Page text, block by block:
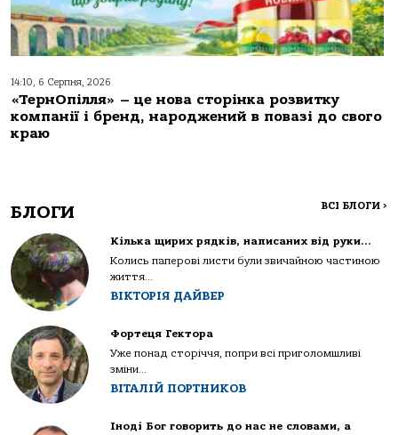
14:10, 6 Серпня, 2026
«ТернОпілля» – це нова сторінка розвитку
компанії і бренд, народжений в повазі до свого
краю
БЛОГИ ВСІ БЛОГИ >
Кілька щирих рядків, написаних від руки…
Колись паперові листи були звичайною частиною
життя...
ВІКТОРІЯ ДАЙВЕР
Фортеця Гектора
Уже понад сторіччя, попри всі приголомшливі
зміни...
ВІТАЛІЙ ПОРТНИКОВ
Іноді Бог говорить до нас не словами, а